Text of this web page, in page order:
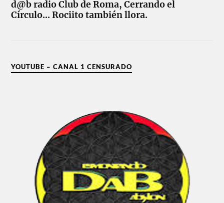
d@b radio Club de Roma, Cerrando el
Círculo... Rociito también llora.
YOUTUBE – CANAL 1 CENSURADO